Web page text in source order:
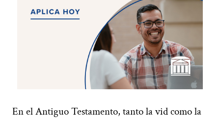
En el Antiguo Testamento, tanto la vid como la